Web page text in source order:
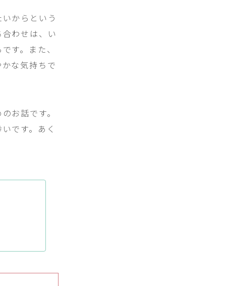
からという
わせは、い
す。また、
な気持ちで
お話です。
です。あく